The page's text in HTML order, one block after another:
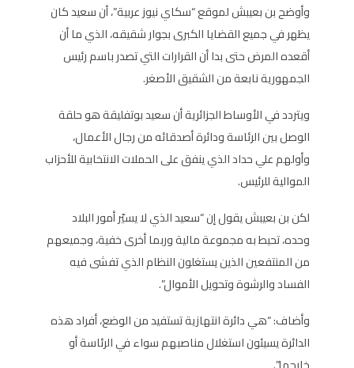
وأوضح بن بعيبش لموقع “سكاي نيوز عربية”، أن سعيد كان
يظهر في جميع القضايا الكبرى بجوار شقيقه، الذي ما أن
أقعده المرض حتى بدا أن القرارات التي تصدر باسم رئيس
الجمهورية نابعة من الشقيق الأصغر.
ويتردد في الأوساط الجزائرية أن سعيد بوتفليقة هو حلقة
الوصل بين الرئاسة ودائرة أصدقائه من رجال الأعمال،
وأولهم علي حداد الذي ينفق على الحملات الانتخابية للأحزاب
الموالية للرئيس.
لكن بن بعيبش يقول إن “سعيد الذي لا يسيّر أمور البلاد
وحده، تحيط به مجموعة مالية وربما أخرى خفية، وجميعهم
من المنتفعين الذين يستغلون النظام الذي تفشى فيه
الفساد والرشوة وتحويل الأموال”.
وأضاف: “هي دائرة انتهازية تستفيد من الوضع، أفراد هذه
الدائرة يسيئون استغلال مناصبهم سواء في الرئاسة أو